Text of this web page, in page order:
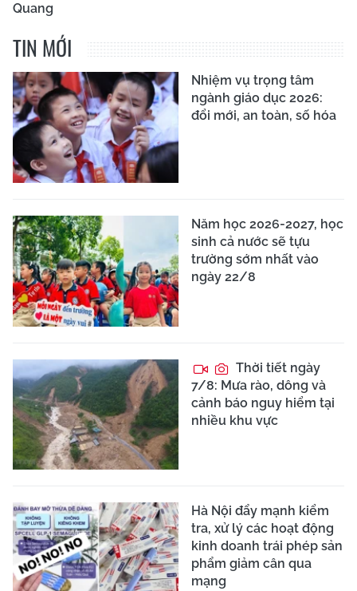
Quang
TIN MỚI
Nhiệm vụ trọng tâm
ngành giáo dục 2026:
đổi mới, an toàn, số hóa
Năm học 2026-2027, học
sinh cả nước sẽ tựu
trường sớm nhất vào
ngày 22/8
Thời tiết ngày
7/8: Mưa rào, dông và
cảnh báo nguy hiểm tại
nhiều khu vực
Hà Nội đẩy mạnh kiểm
tra, xử lý các hoạt động
kinh doanh trái phép sản
phẩm giảm cân qua
mạng